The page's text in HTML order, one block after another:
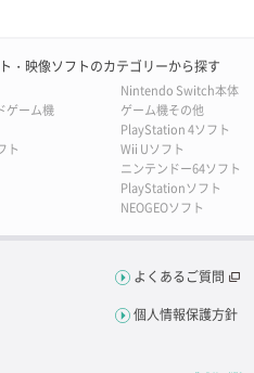
・映像ソフトのカテゴリーから探す
Nintendo Switch本体
ゲーム機
ゲーム機その他
PlayStation 4ソフト
ト
Wii Uソフト
ニンテンドー64ソフト
PlayStationソフト
NEOGEOソフト
よくあるご質問
個人情報保護方針